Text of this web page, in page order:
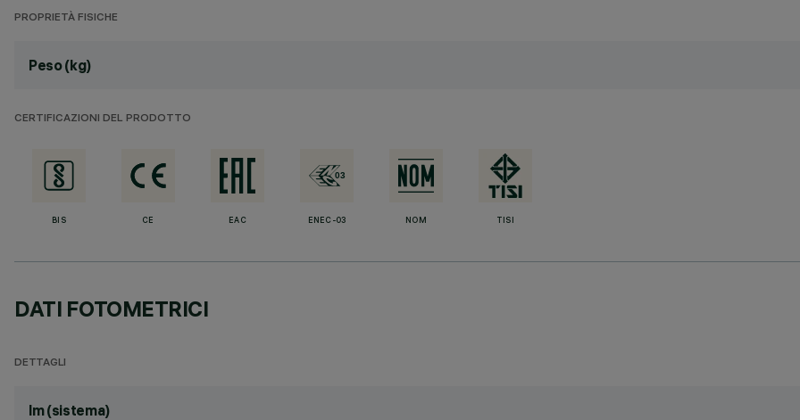
PROPRIETÀ FISICHE
Peso (kg)
CERTIFICAZIONI DEL PRODOTTO
BIS CE EAC ENEC-03 NOM TISI
DATI FOTOMETRICI
DETTAGLI
lm (sistema)